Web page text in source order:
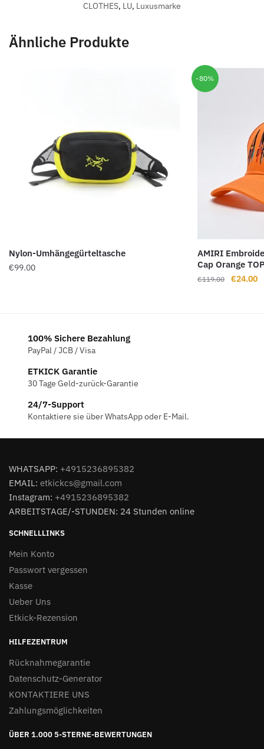
CLOTHES, LU, Luxusmarke
Ähnliche Produkte
Nylon-Umhängegürteltasche
€99.00
-80%
AMIRI
Cap Orange
€119.00 €24.00
100% Sichere Bezahlung
PayPal / JCB / Visa
ETKICK Garantie
30 Tage Geld-zurück-Garantie
24/7-Support
Kontaktiere sie über WhatsApp oder E-Mail.
WHATSAPP: +4915236895382
EMAIL: etkickcs@gmail.com
Instagram: +4915236895382
ARBEITSTAGE/-STUNDEN: 24 Stunden online
SCHNELLLINKS
Mein Konto
Passwort vergessen
Kasse
Ueber Uns
Etkick-Rezension
HILFEZENTRUM
Rücknahmegarantie
Datenschutz-Generator
KONTAKTIERE UNS
Zahlungsmöglichkeiten
ÜBER 1.000 5-STERNE-BEWERTUNGEN